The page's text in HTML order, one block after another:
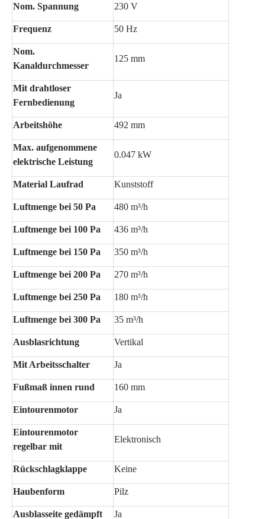
Nom. Spannung 230 V
Frequenz 50 Hz
Nom.
Kanaldurchmesser
125 mm
Mit drahtloser
Fernbedienung
Ja
Arbeitshöhe 492 mm
Max. aufgenommene
elektrische Leistung
0.047 kW
Material Laufrad Kunststoff
Luftmenge bei 50 Pa 480 m³/h
Luftmenge bei 100 Pa 436 m³/h
Luftmenge bei 150 Pa 350 m³/h
Luftmenge bei 200 Pa 270 m³/h
Luftmenge bei 250 Pa 180 m³/h
Luftmenge bei 300 Pa 35 m³/h
Ausblasrichtung Vertikal
Mit Arbeitsschalter Ja
Fußmaß innen rund 160 mm
Eintourenmotor Ja
Eintourenmotor
regelbar mit
Elektronisch
Rückschlagklappe Keine
Haubenform Pilz
Ausblasseite gedämpft Ja